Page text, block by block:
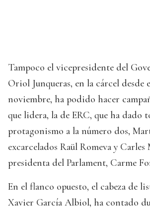
Tampoco el vicepresidente del
Oriol Junqueras, en la cárcel desde
noviembre, ha podido hacer
que lidera, la de ERC, que ha dado
protagonismo a la número dos,
excarcelados Raül Romeva y Carles
presidenta del Parlament, Carme
En el flanco opuesto, el cabeza de
Xavier García Albiol, ha contado